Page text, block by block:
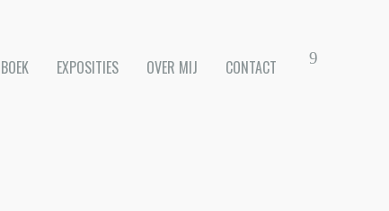
BOEK EXPOSITIES OVER MIJ CONTACT